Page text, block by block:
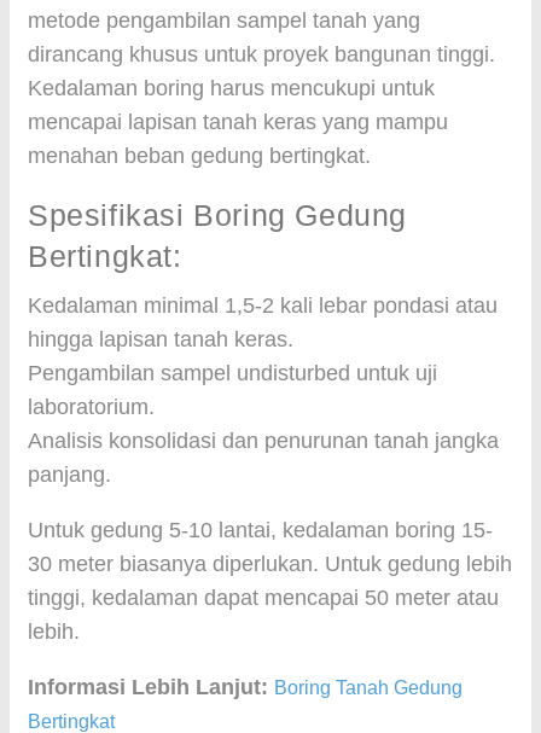
metode pengambilan sampel tanah yang
dirancang khusus untuk proyek bangunan tinggi.
Kedalaman boring harus mencukupi untuk
mencapai lapisan tanah keras yang mampu
menahan beban gedung bertingkat.
Spesifikasi Boring Gedung
Bertingkat:
Kedalaman minimal 1,5-2 kali lebar pondasi atau
hingga lapisan tanah keras.
Pengambilan sampel undisturbed untuk uji
laboratorium.
Analisis konsolidasi dan penurunan tanah jangka
panjang.
Untuk gedung 5-10 lantai, kedalaman boring 15-
30 meter biasanya diperlukan. Untuk gedung lebih
tinggi, kedalaman dapat mencapai 50 meter atau
lebih.
Informasi Lebih Lanjut: Boring Tanah Gedung
Bertingkat